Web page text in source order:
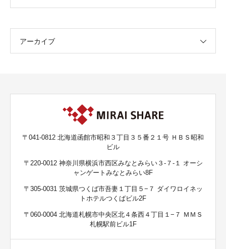
アーカイブ
〒041-0812 北海道函館市昭和３丁目３５番２１号 ＨＢＳ昭和
ビル
〒220-0012 神奈川県横浜市西区みなとみらい３-７-１ オーシ
ャンゲートみなとみらい8F
〒305-0031 茨城県つくば市吾妻１丁目５−７ ダイワロイネッ
トホテルつくばビル2F
〒060-0004 北海道札幌市中央区北４条西４丁目１−７ ＭＭＳ
札幌駅前ビル1F